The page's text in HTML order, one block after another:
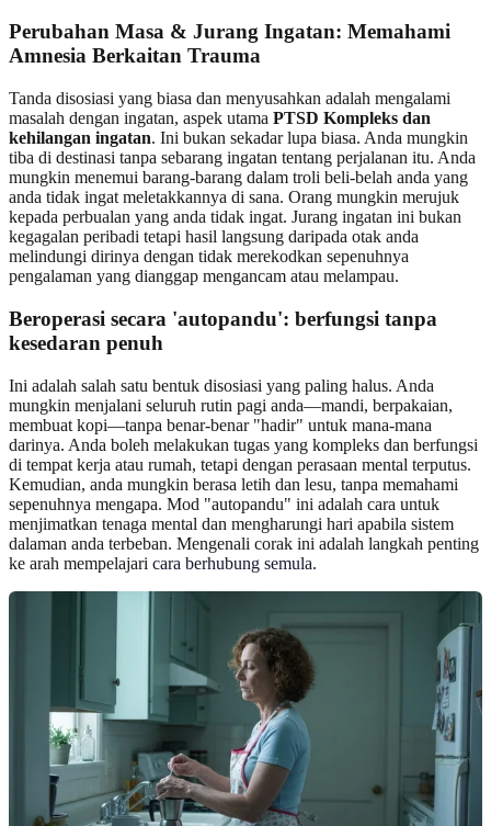
Perubahan Masa & Jurang Ingatan: Memahami
Amnesia Berkaitan Trauma
Tanda disosiasi yang biasa dan menyusahkan adalah mengalami
masalah dengan ingatan, aspek utama PTSD Kompleks dan
kehilangan ingatan. Ini bukan sekadar lupa biasa. Anda mungkin
tiba di destinasi tanpa sebarang ingatan tentang perjalanan itu. Anda
mungkin menemui barang-barang dalam troli beli-belah anda yang
anda tidak ingat meletakkannya di sana. Orang mungkin merujuk
kepada perbualan yang anda tidak ingat. Jurang ingatan ini bukan
kegagalan peribadi tetapi hasil langsung daripada otak anda
melindungi dirinya dengan tidak merekodkan sepenuhnya
pengalaman yang dianggap mengancam atau melampau.
Beroperasi secara 'autopandu': berfungsi tanpa
kesedaran penuh
Ini adalah salah satu bentuk disosiasi yang paling halus. Anda
mungkin menjalani seluruh rutin pagi anda—mandi, berpakaian,
membuat kopi—tanpa benar-benar "hadir" untuk mana-mana
darinya. Anda boleh melakukan tugas yang kompleks dan berfungsi
di tempat kerja atau rumah, tetapi dengan perasaan mental terputus.
Kemudian, anda mungkin berasa letih dan lesu, tanpa memahami
sepenuhnya mengapa. Mod "autopandu" ini adalah cara untuk
menjimatkan tenaga mental dan mengharungi hari apabila sistem
dalaman anda terbeban. Mengenali corak ini adalah langkah penting
ke arah mempelajari cara berhubung semula.